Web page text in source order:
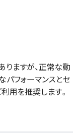
ますが、正常な動
パフォーマンスとセ
用を推奨します。